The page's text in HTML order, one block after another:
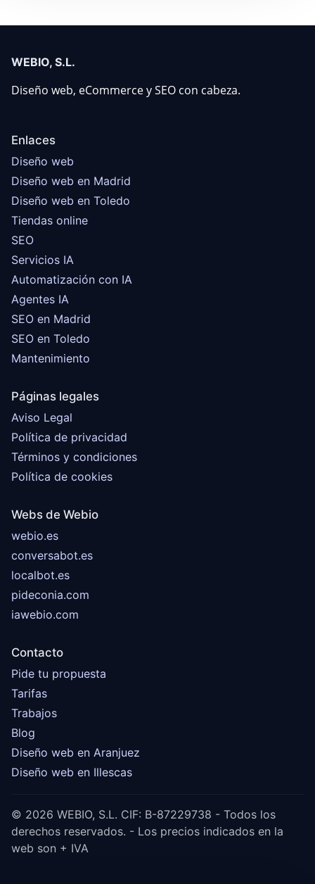
WEBIO, S.L.
Diseño web, eCommerce y SEO con cabeza.
Enlaces
Diseño web
Diseño web en Madrid
Diseño web en Toledo
Tiendas online
SEO
Servicios IA
Automatización con IA
Agentes IA
SEO en Madrid
SEO en Toledo
Mantenimiento
Páginas legales
Aviso Legal
Política de privacidad
Términos y condiciones
Política de cookies
Webs de Webio
webio.es
conversabot.es
localbot.es
pideconia.com
iawebio.com
Contacto
Pide tu propuesta
Tarifas
Trabajos
Blog
Diseño web en Aranjuez
Diseño web en Illescas
© 2026 WEBIO, S.L. CIF: B-87229738 - Todos los
derechos reservados. - Los precios indicados en la
web son + IVA